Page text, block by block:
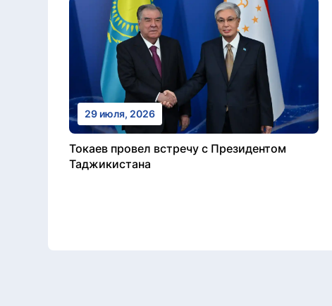
29 июля, 2026
Токаев провел встречу с Президентом
Таджикистана